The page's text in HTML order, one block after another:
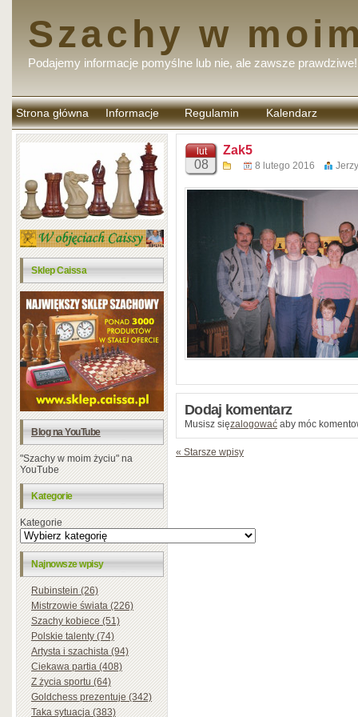
Szachy w
Podajemy informacje pomyślne lub nie, ale zawsze prawdziwe!
Strona główna Informacje Regulamin
komentarzy
Kalendarz
Sklep Caissa
Blog na YouTube
"Szachy w moim życiu" na
YouTube
Kategorie
Kategorie
Najnowsze wpisy
Rubinstein (26)
Mistrzowie świata (226)
Szachy kobiece (51)
Polskie talenty (74)
Artysta i szachista (94)
Ciekawa partia (408)
Z życia sportu (64)
Goldchess prezentuje (342)
Taka sytuacja (383)
lut
08
Zak5
8 lutego 2016
Dodaj komentarz
Musisz sięzalogować aby móc
« Starsze wpisy